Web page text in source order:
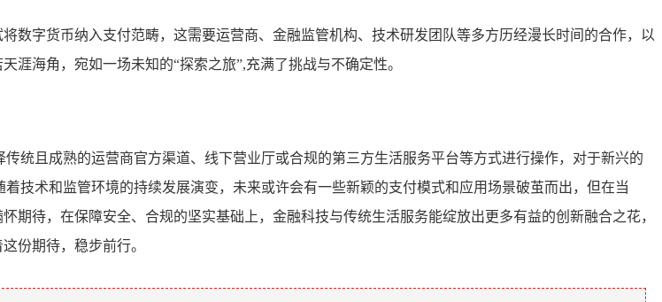
数字货币纳入支付范畴，这需要运营商、金融监管机构、技术研发团队等多方历经漫长时间的合作，以
海角，宛如一场未知的“探索之旅”,充满了挑战与不确定性。
统且成熟的运营商官方渠道、线下营业厅或合规的第三方生活服务平台等方式进行操作，对于新兴的
技术和监管环境的持续发展演变，未来或许会有一些新颖的支付模式和应用场景破茧而出，但在当
待，在保障安全、合规的坚实基础上，金融科技与传统生活服务能绽放出更多有益的创新融合之花，
份期待，稳步前行。